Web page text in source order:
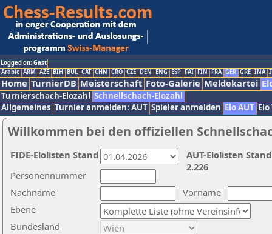
Logged on: Gast
Arabic ARM AZE BIH BUL CAT CHN CRO CZE DEN ENG ESP FAI FIN FRA GER GRE INA
Home TurnierDB Meisterschaft Foto-Galerie Meldekartei
Turnierschach-Elozahl Schnellschach-Elozahl
Allgemeines Turnier anmelden: AUT Spieler anmelden Elo AUT
Willkommen bei den offiziellen
Nachname
Vorname
Ebene
Personennummer
Bundesland
AUT-Elolisten
2.226
FIDE-Elolisten Stand